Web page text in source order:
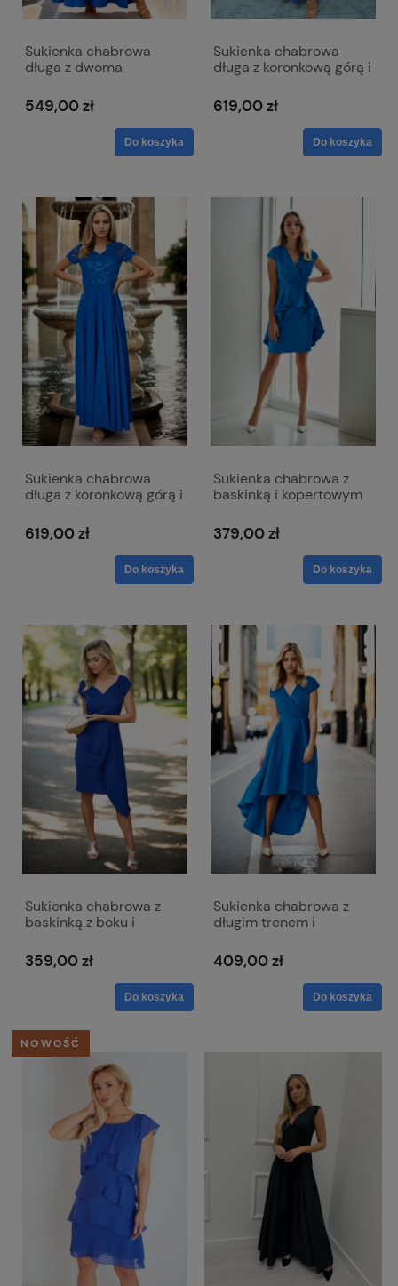
Sukienka chabrowa
długa z dwoma
literkę V z lekko
mieniącego się
materiału - Milena
549,00 zł
Do koszyka
Sukienka chabrowa
długa z koronkową górą i
Maxi
619,00 zł
Do koszyka
Sukienka chabrowa
długa z koronkową górą i
Paula
619,00 zł
Do koszyka
Sukienka chabrowa z
baskinką i kopertowym
379,00 zł
Do koszyka
Sukienka chabrowa z
baskinką z boku i
Victoria
359,00 zł
Do koszyka
Sukienka chabrowa z
długim trenem i
Selena
409,00 zł
Do koszyka
NOWOŚĆ